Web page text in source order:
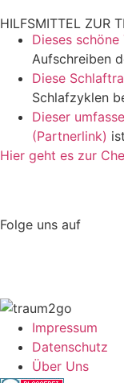
HILFSMITTEL ZUR
Dieses
Aufschreiben
Diese
Schlafzyklen
Dieser
(Partnerlink)
Hier geht es zur
Folge uns auf
Impressum
Datenschutz
Über Uns